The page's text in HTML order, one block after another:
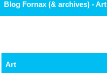
Blog Fornax (& archives) - Art
Art